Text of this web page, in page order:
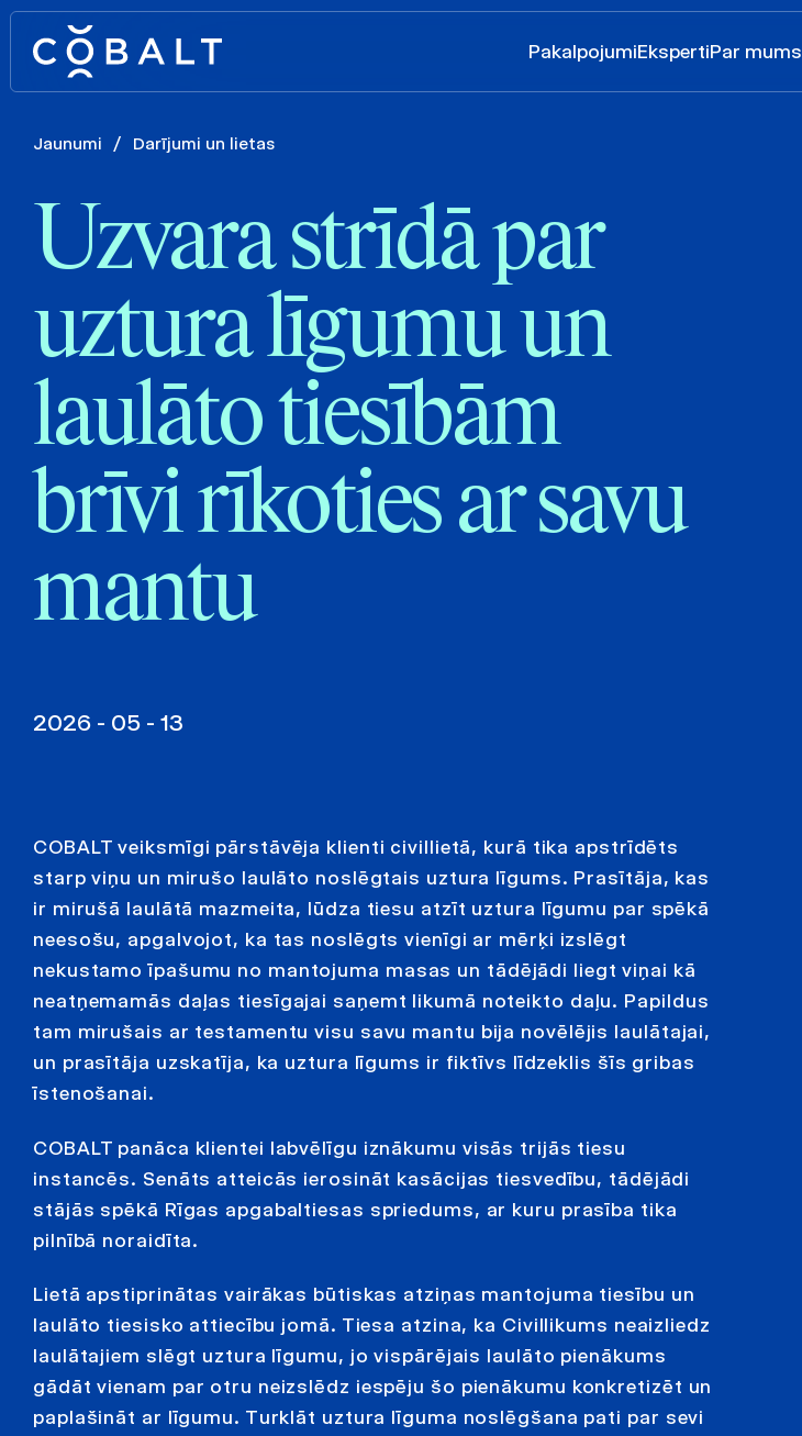
PakalpojumiEkspertiPar mums
Jaunumi / Darījumi un lietas
Uzvara strīdā par
uztura līgumu un
laulāto tiesībām
brīvi rīkoties ar savu
mantu
2026 - 05 - 13
COBALT veiksmīgi pārstāvēja klienti civillietā, kurā tika apstrīdēts
starp viņu un mirušo laulāto noslēgtais uztura līgums. Prasītāja, kas
ir mirušā laulātā mazmeita, lūdza tiesu atzīt uztura līgumu par spēkā
neesošu, apgalvojot, ka tas noslēgts vienīgi ar mērķi izslēgt
nekustamo īpašumu no mantojuma masas un tādējādi liegt viņai kā
neatņemamās daļas tiesīgajai saņemt likumā noteikto daļu. Papildus
tam mirušais ar testamentu visu savu mantu bija novēlējis laulātajai,
un prasītāja uzskatīja, ka uztura līgums ir fiktīvs līdzeklis šīs gribas
īstenošanai.
COBALT panāca klientei labvēlīgu iznākumu visās trijās tiesu
instancēs. Senāts atteicās ierosināt kasācijas tiesvedību, tādējādi
stājās spēkā Rīgas apgabaltiesas spriedums, ar kuru prasība tika
pilnībā noraidīta.
Lietā apstiprinātas vairākas būtiskas atziņas mantojuma tiesību un
laulāto tiesisko attiecību jomā. Tiesa atzina, ka Civillikums neaizliedz
laulātajiem slēgt uztura līgumu, jo vispārējais laulāto pienākums
gādāt vienam par otru neizslēdz iespēju šo pienākumu konkretizēt un
paplašināt ar līgumu. Turklāt uztura līguma noslēgšana pati par sevi